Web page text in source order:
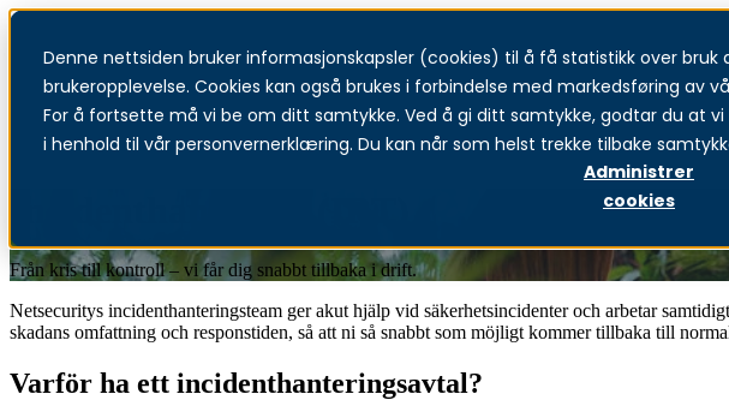
Denne nettsiden bruker informasjonskapsler (cookies) til å få statistikk over bruk
brukeropplevelse. Cookies kan også brukes i forbindelse med markedsføring av
For å fortsette må vi be om ditt samtykke. Ved å gi ditt samtykke, godtar du at
i henhold til vår personvernerklæring. Du kan når som helst trekke tilbake
Administrer
cookies
Tjänster
Från kris till kontroll – vi får dig snabbt tillbaka i drift.
Netsecuritys incidenthanteringsteam ger akut hjälp vid säkerhetsincidenter och arbetar
skadans omfattning och responstiden, så att ni så snabbt som möjligt kommer tillbaka till
Varför ha ett incidenthanteringsavtal?